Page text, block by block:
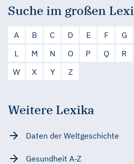
Suche im großen
A B C D E F G
L
M N O P Q R
W
X Y Z
Weitere Lexika
Daten der Weltgeschichte
Gesundheit A-Z